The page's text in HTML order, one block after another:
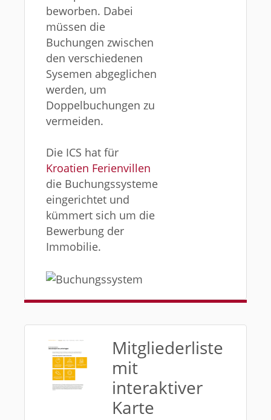
beworben. Dabei
müssen die
Buchungen zwischen
den verschiedenen
Sysemen abgeglichen
werden, um
Doppelbuchungen zu
vermeiden.
Die ICS hat für
Kroatien Ferienvillen
die Buchungssysteme
eingerichtet und
kümmert sich um die
Bewerbung der
Immobilie.
Mitgliederliste
mit
interaktiver
Karte